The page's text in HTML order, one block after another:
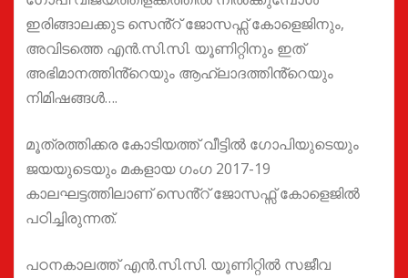
ഇരിങ്ങാലക്കുട സെൻ്റ് ജോസഫ്സ് കോളെജിനും,
അവിടത്തെ എൻ.സി.സി. യൂണിറ്റിനും ഇത്
അഭിമാനത്തിൻ്റെയും ആഹ്ലാദത്തിൻ്റെയും
നിമിഷങ്ങൾ….
മൂത്രത്തിക്കര കോടിയത്ത് വീട്ടിൽ ഗോപിയുടെയും
ജയയുടെയും മകളായ ഗംഗ 2017-19
കാലഘട്ടത്തിലാണ് സെൻ്റ് ജോസഫ്സ് കോളെജിൽ
പഠിച്ചിരുന്നത്.
പഠനകാലത്ത് എൻ.സി.സി. യൂണിറ്റിൽ സജീവ